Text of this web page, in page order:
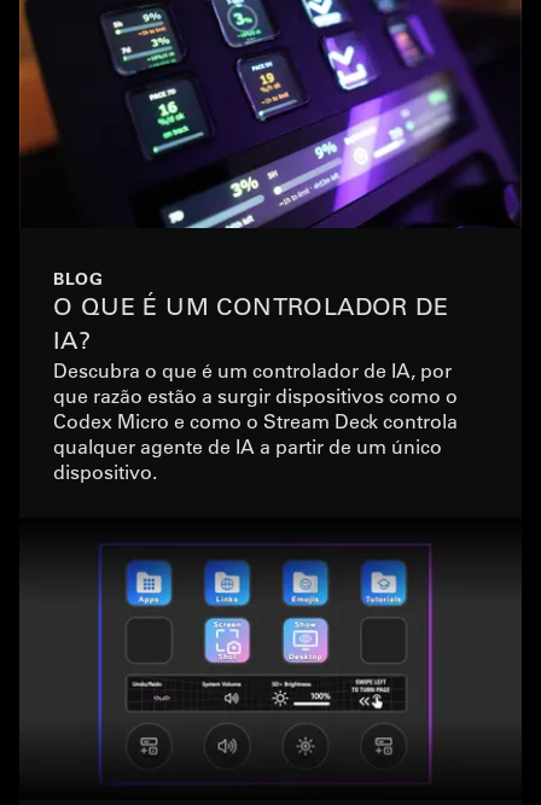
BLOG
O QUE É UM CONTROLADOR DE
IA?
Descubra o que é um controlador de IA, por
que razão estão a surgir dispositivos como o
Codex Micro e como o Stream Deck controla
qualquer agente de IA a partir de um único
dispositivo.